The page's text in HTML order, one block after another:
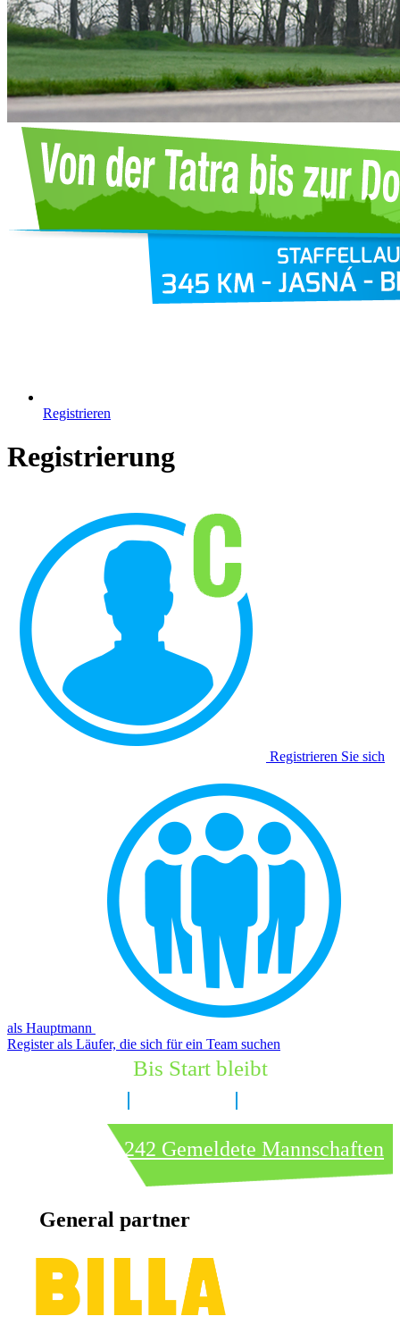
Registrieren
Registrierung
Registrieren Sie sich
als Hauptmann
Register als Läufer, die sich für ein Team suchen
Bis Start bleibt
242 Gemeldete Mannschaften
General partner